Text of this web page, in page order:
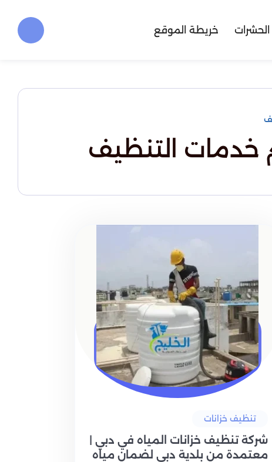
خريطة الموقع
خدمات التنظيف
تنظيف خزانات
شركة تنظيف خزانات المياه في دبي |
معتمدة من بلدية دبي لضمان مياه